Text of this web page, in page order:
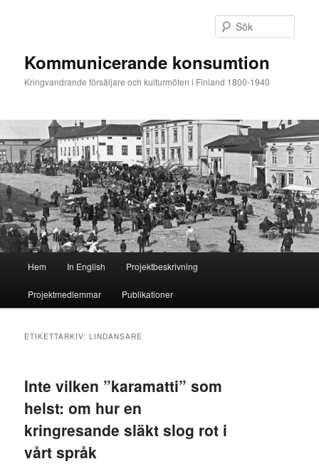
Kommunicerande konsumtion
Kringvandrande försäljare och kulturmöten i Finland 1800-1940
Hem In English Projektbeskrivning
Projektmedlemmar Publikationer
ETIKETTARKIV:LINDANSARE
Inte vilken ”karamatti” som
helst: om hur en
kringresande släkt slog rot i
vårt språk